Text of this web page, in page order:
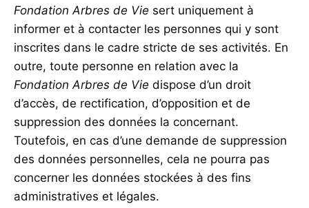
Fondation Arbres de Vie sert uniquement à
informer et à contacter les personnes qui y sont
inscrites dans le cadre stricte de ses activités. En
outre, toute personne en relation avec la
Fondation Arbres de Vie dispose d’un droit
d’accès, de rectification, d’opposition et de
suppression des données la concernant.
Toutefois, en cas d’une demande de suppression
des données personnelles, cela ne pourra pas
concerner les données stockées à des fins
administratives et légales.